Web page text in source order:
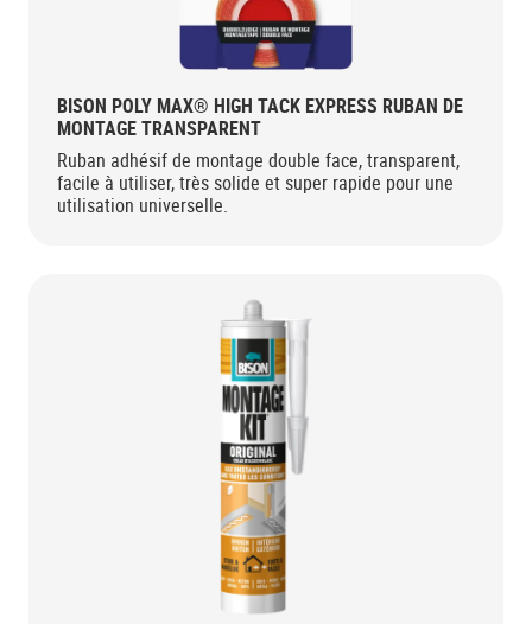
BISON POLY MAX® HIGH TACK EXPRESS RUBAN DE
MONTAGE TRANSPARENT
Ruban adhésif de montage double face, transparent,
facile à utiliser, très solide et super rapide pour une
utilisation universelle.